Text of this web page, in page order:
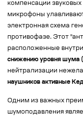
компенсации
микрофоны
электронная схема
противофазе. Этот
расположенные
снижению уровня шума
нейтрализации
наушников активные
Одним из важных
шумоподавления